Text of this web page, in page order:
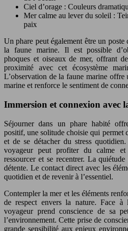
Ciel d’orage : Couleurs
Mer calme au lever du soleil :
paix
Un phare peut également être un
la faune marine. Il est possible
phoques et oiseaux de mer, offrant
proximité avec cet écosystème
L’observation de la faune marine
marine et renforce le sentiment de
Immersion et connexion avec
Séjourner dans un phare habité
positif, une solitude choisie qui permet
et de se détacher du stress
voyageur peut profiter du calme
ressourcer et se recentrer. La
détente. Le contact direct avec les
quotidien et de revenir à l’essentiel.
Contempler la mer et les éléments
de respect envers la nature. Face à
voyageur prend conscience de sa
l’environnement. Cette prise de
grande sensibilité aux enjeux